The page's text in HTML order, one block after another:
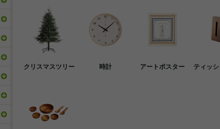
クリスマスツリー 時計 アートポスター ティッ